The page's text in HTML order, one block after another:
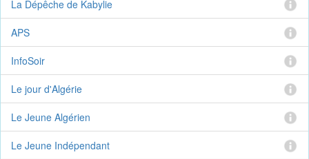
La Dépêche de Kabylie
APS
InfoSoir
Le jour d'Algérie
Le Jeune Algérien
Le Jeune Indépendant